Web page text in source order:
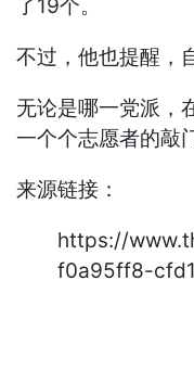
了19个。
不过，他也提醒，
无论是哪一党派，
一个个志愿者的敲
来源链接：
https://
f0a95ff8-